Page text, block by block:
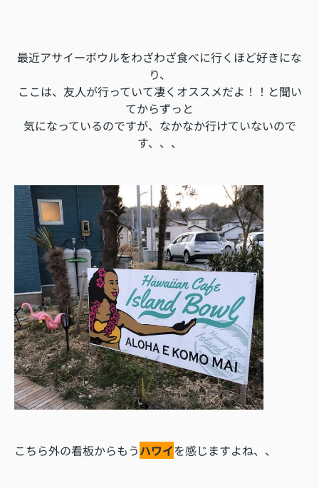
最近アサイーボウルをわざわざ食べに行くほど好きにな
り、
ここは、友人が行っていて凄くオススメだよ！！と聞い
てからずっと
気になっているのですが、なかなか行けていないので
す、、、
こちら外の看板からもうハワイを感じますよね、、